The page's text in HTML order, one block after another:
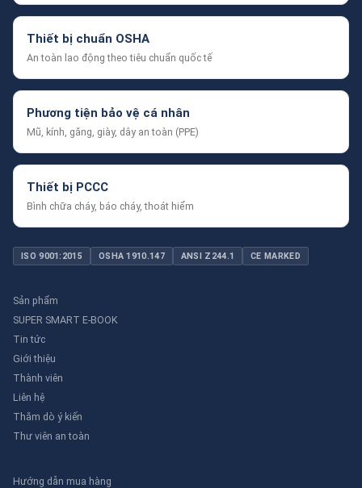
Thiết bị chuẩn OSHA
An toàn lao động theo tiêu chuẩn quốc tế
Phương tiện bảo vệ cá nhân
Mũ, kính, găng, giày, dây an toàn (PPE)
Thiết bị PCCC
Bình chữa cháy, báo cháy, thoát hiểm
ISO 9001:2015 OSHA 1910.147 ANSI Z244.1 CE MARKED
Sản phẩm
SUPER SMART E-BOOK
Tin tức
Giới thiệu
Thành viên
Liên hệ
Thăm dò ý kiến
Thư viên an toàn
Hướng dẫn mua hàng